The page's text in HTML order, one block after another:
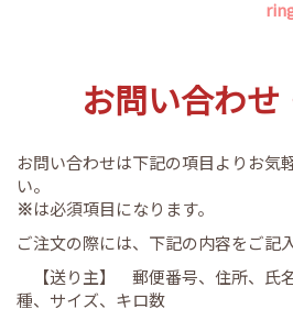
お問い合わせ
お問い合わせは下記の項目よりお気
い。
※は必須項目になります。
ご注文の際には、下記の内容をご記
【送り主】 郵便番号、住所、氏
種、サイズ、キロ数